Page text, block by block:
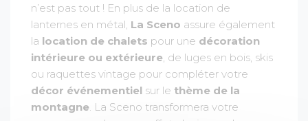
n’est pas tout ! En plus de la location de
lanternes en métal, La Sceno assure également
la location de chalets pour une décoration
intérieure ou extérieure , de luges en bois, skis
ou raquettes vintage pour compléter votre
décor événementiel sur le thème de la
montagne . La Sceno transformera votre